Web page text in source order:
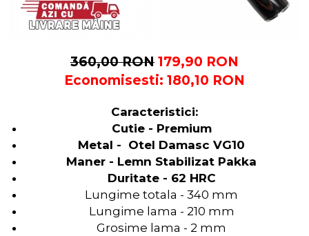
360,00 RON 179,90 RON
Economisesti: 180,10 RON
Caracteristici:
Cutie - Premium
Metal - Otel Damasc VG10
Maner - Lemn Stabilizat Pakka
Duritate - 62 HRC
Lungime totala - 340 mm
Lungime lama - 210 mm
Grosime lama - 2 mm